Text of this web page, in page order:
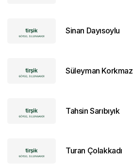
Sinan Dayısoylu
Süleyman Korkmaz
Tahsin Sarıbıyık
Turan Çolakkadı